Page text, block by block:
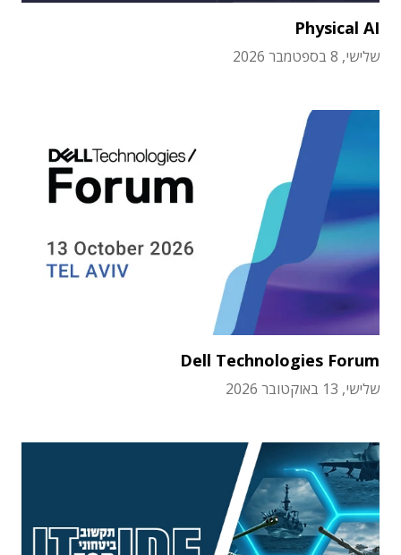
Physical AI
שלישי, 8 בספטמבר 2026
Dell Technologies Forum
שלישי, 13 באוקטובר 2026